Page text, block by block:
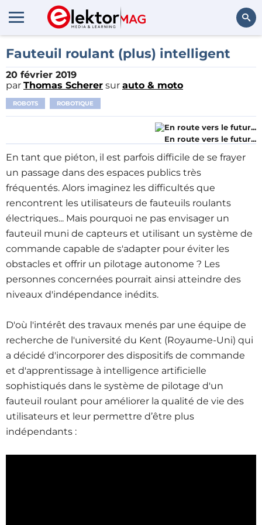
Rechercher
Fauteuil roulant (plus) intelligent
20 février 2019
par Thomas Scherer sur auto & moto
ROBOTS ROBOTIQUE
En route vers le futur...
En tant que piéton, il est parfois difficile de se frayer
un passage dans des espaces publics très
fréquentés. Alors imaginez les difficultés que
rencontrent les utilisateurs de fauteuils roulants
électriques... Mais pourquoi ne pas envisager un
fauteuil muni de capteurs et utilisant un système de
commande capable de s'adapter pour éviter les
obstacles et offrir un pilotage autonome ? Les
personnes concernées pourrait ainsi atteindre des
niveaux d'indépendance inédits.
D'où l'intérêt des travaux menés par une équipe de
recherche de l'université du Kent (Royaume-Uni) qui
a décidé d'incorporer des dispositifs de commande
et d'apprentissage à intelligence artificielle
sophistiqués dans le système de pilotage d'un
fauteuil roulant pour améliorer la qualité de vie des
utilisateurs et leur permettre d’être plus
indépendants :